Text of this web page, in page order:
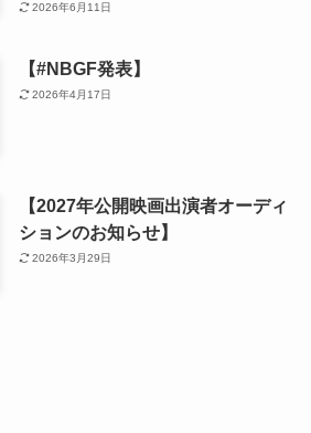
2026年6月11日
【#NBGF発表】
2026年4月17日
【2027年公開映画出演者オーディ
ションのお知らせ】
2026年3月29日